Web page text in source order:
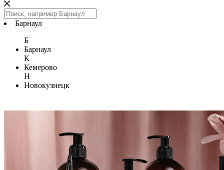
Барнаул
Б
Барнаул
К
Кемерово
Н
Новокузнецк